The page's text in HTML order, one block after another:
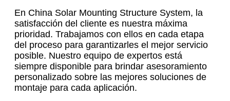
En China Solar Mounting Structure System, la
satisfacción del cliente es nuestra máxima
prioridad. Trabajamos con ellos en cada etapa
del proceso para garantizarles el mejor servicio
posible. Nuestro equipo de expertos está
siempre disponible para brindar asesoramiento
personalizado sobre las mejores soluciones de
montaje para cada aplicación.